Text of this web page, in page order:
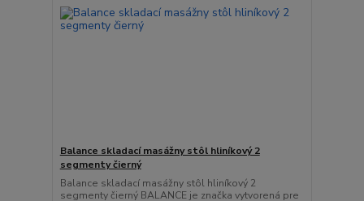
Balance skladací masážny stôl hliníkový 2
segmenty čierný
Balance skladací masážny stôl hliníkový 2
segmenty čierný BALANCE je značka vytvorená pre